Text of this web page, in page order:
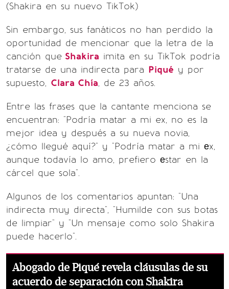
(Shakira en su nuevo TikTok)
Sin embargo, sus fanáticos no han perdido la
oportunidad de mencionar que la letra de la
canción que Shakira imita en su TikTok podría
tratarse de una indirecta para Piqué y por
supuesto, Clara Chía, de 23 años.
Entre las frases que la cantante menciona se
encuentran: "Podría matar a mi ex, no es la
mejor idea y después a su nueva novia,
¿cómo llegué aquí?" y "Podría matar a mi еx,
aunque todavía lo amo, prefiero еstar en la
cárcel que sola".
Algunos de los comentarios apuntan: "Una
indirecta muy directa", "Humilde con sus botas
de limpiar" y "Un mensaje como solo Shakira
puede hacerlo".
Abogado de Piqué revela cláusulas de su
acuerdo de separación con Shakira